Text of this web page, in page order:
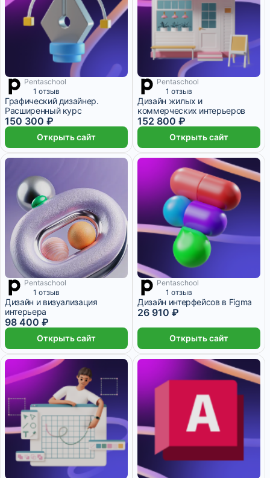
Pentaschool
1 отзыв
Графический дизайнер.
Расширенный курс
150 300 ₽
Открыть сайт
Pentaschool
1 отзыв
Дизайн жилых и
коммерческих интерьеров
152 800 ₽
Открыть сайт
5 467 ₽/мес
Pentaschool
1 отзыв
Дизайн и визуализация
интерьера
98 400 ₽
Открыть сайт
Pentaschool
1 отзыв
Дизайн интерфейсов в Figma
26 910 ₽
Открыть сайт